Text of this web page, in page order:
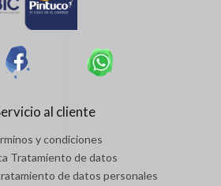
al cliente
y condiciones
Tratamiento de datos
de datos personales